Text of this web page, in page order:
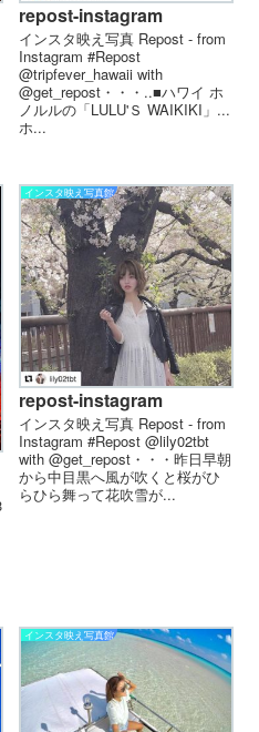
repost-instagram
インスタ映え写真 Repost - from
Instagram #Repost
@tripfever_hawaii with
@get_repost・・・..■ハワイ ホ
ノルルの「LULU'Ｓ WAIKIKI」...
ホ...
インスタ映え写真館
repost-instagram
インスタ映え写真 Repost - from
Instagram #Repost @lily02tbt
with @get_repost・・・ㅤㅤㅤㅤㅤㅤㅤㅤㅤㅤㅤㅤㅤㅤㅤㅤ昨日早朝
から中目黒へ風が吹くと桜がひ
らひら舞って花吹雪が...
インスタ映え写真館